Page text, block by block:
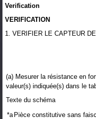
Verification
VERIFICATION
1. VERIFIER LE CAPTEUR
(a) Mesurer la résistance en
valeur(s) indiquée(s) dans le
Texte du schéma
*a Pièce constitutive sans